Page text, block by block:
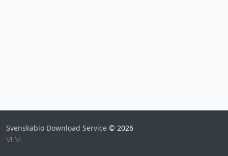
Svenskabio Download Service © 2026